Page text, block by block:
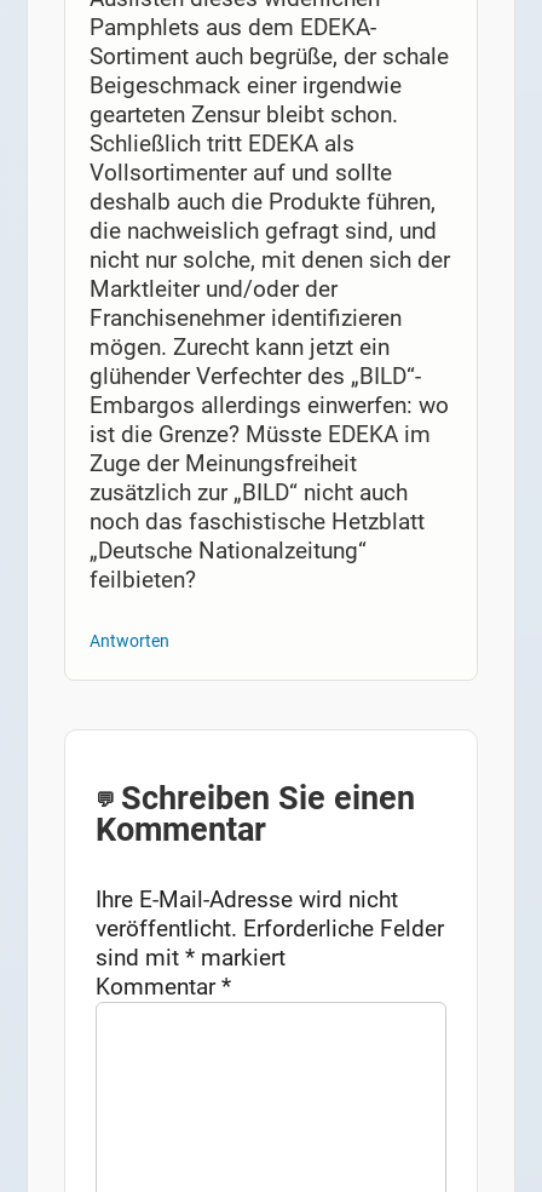
Pamphlets aus dem EDEKA-
Sortiment auch begrüße, der schale
Beigeschmack einer irgendwie
gearteten Zensur bleibt schon.
Schließlich tritt EDEKA als
Vollsortimenter auf und sollte
deshalb auch die Produkte führen,
die nachweislich gefragt sind, und
nicht nur solche, mit denen sich der
Marktleiter und/oder der
Franchisenehmer identifizieren
mögen. Zurecht kann jetzt ein
glühender Verfechter des „BILD“-
Embargos allerdings einwerfen: wo
ist die Grenze? Müsste EDEKA im
Zuge der Meinungsfreiheit
zusätzlich zur „BILD“ nicht auch
noch das faschistische Hetzblatt
„Deutsche Nationalzeitung“
feilbieten?
Antworten
Schreiben Sie einen
Kommentar
Ihre E-Mail-Adresse wird nicht
veröffentlicht. Erforderliche Felder
sind mit* markiert
Kommentar*